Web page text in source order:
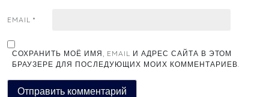
EMAIL *
СОХРАНИТЬ МОЁ ИМЯ, EMAIL И АДРЕС САЙТА В ЭТОМ
БРАУЗЕРЕ ДЛЯ ПОСЛЕДУЮЩИХ МОИХ КОММЕНТАРИЕВ.